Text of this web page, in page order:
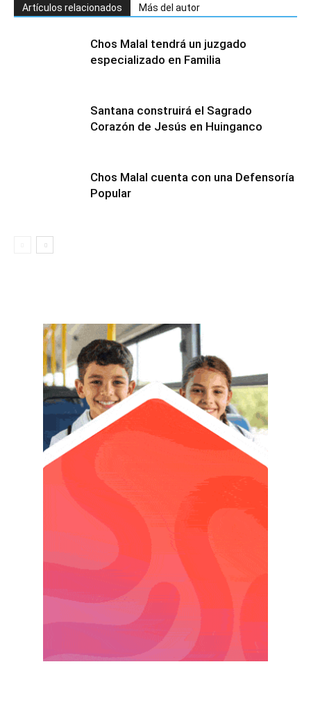
Artículos relacionados Más del autor
Chos Malal tendrá un juzgado
especializado en Familia
Santana construirá el Sagrado
Corazón de Jesús en Huinganco
Chos Malal cuenta con una Defensoría
Popular